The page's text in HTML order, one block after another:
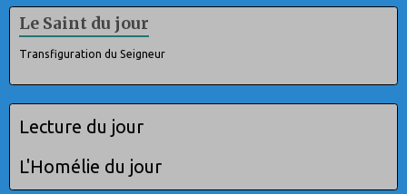
Le Saint du jour
Transfiguration du Seigneur
Lecture du jour
L'Homélie du jour